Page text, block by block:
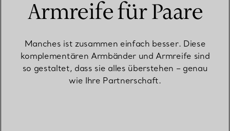
Armreife für Paare
Manches ist zusammen einfach besser. Diese
komplementären Armbänder und Armreife sind
so gestaltet, dass sie alles überstehen – genau
wie Ihre Partnerschaft.